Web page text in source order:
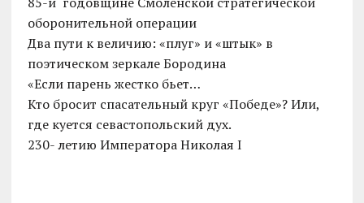
оборонительной операции
Два пути к величию: «плуг» и «штык» в
поэтическом зеркале Бородина
«Если парень жестко бьет…
Кто бросит спасательный круг «Победе»? Или,
где куется севастопольский дух.
230- летию Императора Николая I